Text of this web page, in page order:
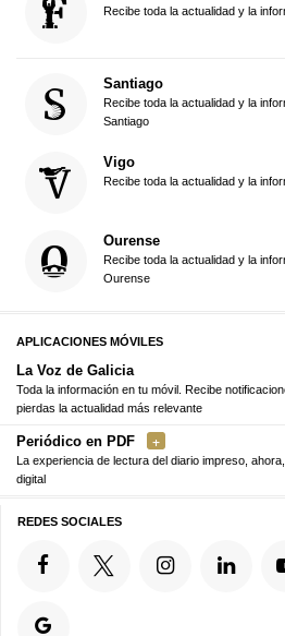
Recibe toda la actualidad y la
Santiago
Recibe toda la actualidad y la
Santiago
Vigo
Recibe toda la actualidad y la
Ourense
Recibe toda la actualidad y la
Ourense
APLICACIONES MÓVILES
La Voz de Galicia
Toda la información en tu móvil. Recibe
pierdas la actualidad más relevante
Periódico en PDF
La experiencia de lectura del diario impreso,
digital
REDES SOCIALES